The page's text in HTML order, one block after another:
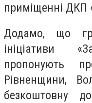
приміщенні ДКП
Додамо, що
ініціативи
пропонують
Рівненщини,
безкоштовну